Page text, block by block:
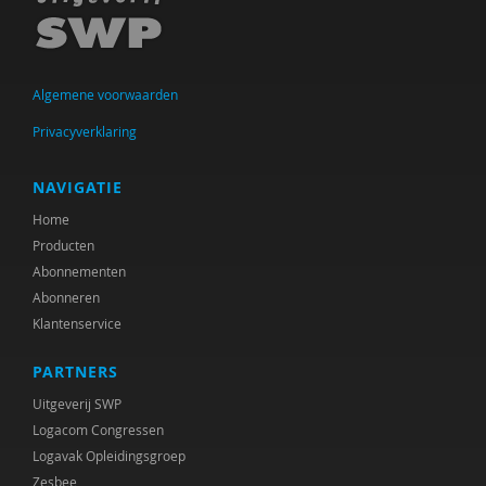
Charlotte Beenakker
Karin Besjes-de Bock
Mies Bezemer
Janne Bless
Paul Boelen
Marjan Boertjes
Arjan Bolt
Timo Bolt
Milene Bonte
Albert Boon
Algemene voorwaarden
Privacyverklaring
NAVIGATIE
Home
Producten
Abonnementen
Abonneren
Klantenservice
PARTNERS
Uitgeverij SWP
Logacom Congressen
Logavak Opleidingsgroep
Zesbee